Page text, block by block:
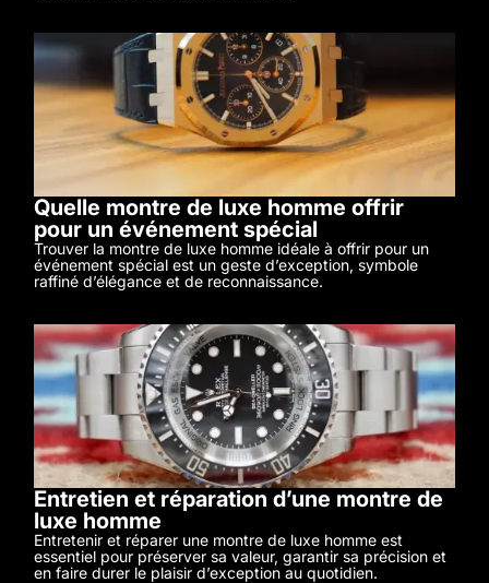
Quelle montre de luxe homme offrir
pour un événement spécial
Trouver la montre de luxe homme idéale à offrir pour un
événement spécial est un geste d’exception, symbole
raffiné d’élégance et de reconnaissance.
Entretien et réparation d’une montre de
luxe homme
Entretenir et réparer une montre de luxe homme est
essentiel pour préserver sa valeur, garantir sa précision et
en faire durer le plaisir d’exception au quotidien.